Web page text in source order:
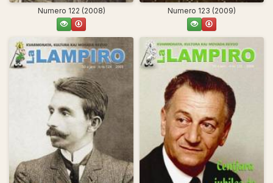
Numero 122 (2008) Numero 123 (2009)